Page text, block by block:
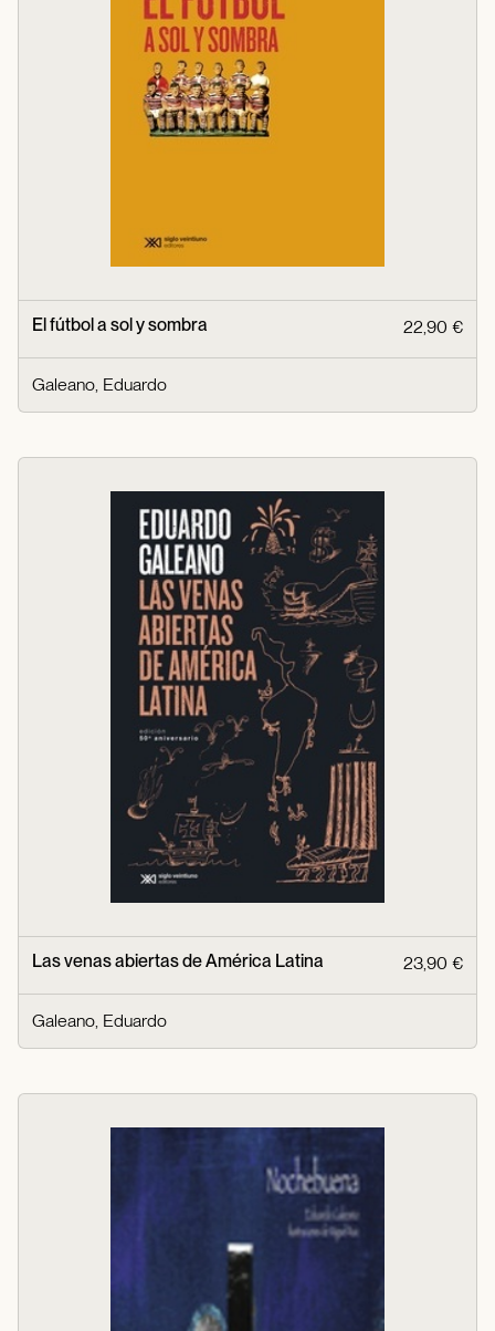
El fútbol a sol y sombra 22,90 €
Galeano, Eduardo
Las venas abiertas de América Latina 23,90 €
Galeano, Eduardo